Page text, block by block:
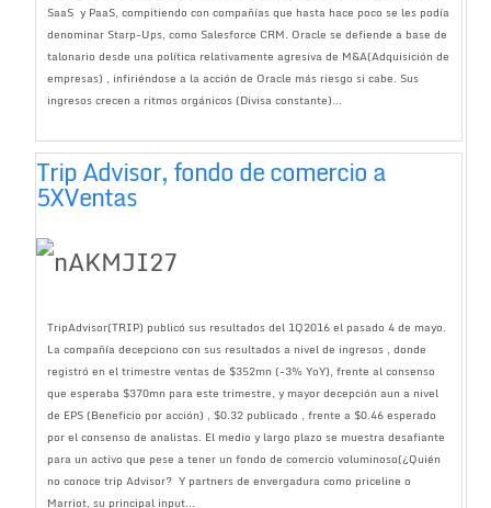
SaaS y PaaS, compitiendo con compañías que hasta hace poco se les podía
denominar Starp-Ups, como Salesforce CRM. Oracle se defiende a base de
talonario desde una política relativamente agresiva de M&A(Adquisición de
empresas) , infiriéndose a la acción de Oracle más riesgo si cabe. Sus
ingresos crecen a ritmos orgánicos (Divisa constante)...
Trip Advisor, fondo de comercio a
5XVentas
TripAdvisor(TRIP) publicó sus resultados del 1Q2016 el pasado 4 de mayo.
La compañía decepciono con sus resultados a nivel de ingresos , donde
registró en el trimestre ventas de $352mn (-3% YoY), frente al consenso
que esperaba $370mn para este trimestre, y mayor decepción aun a nivel
de EPS (Beneficio por acción) , $0.32 publicado , frente a $0.46 esperado
por el consenso de analistas. El medio y largo plazo se muestra desafiante
para un activo que pese a tener un fondo de comercio voluminoso(¿Quién
no conoce trip Advisor? Y partners de envergadura como priceline o
Marriot, su principal input...